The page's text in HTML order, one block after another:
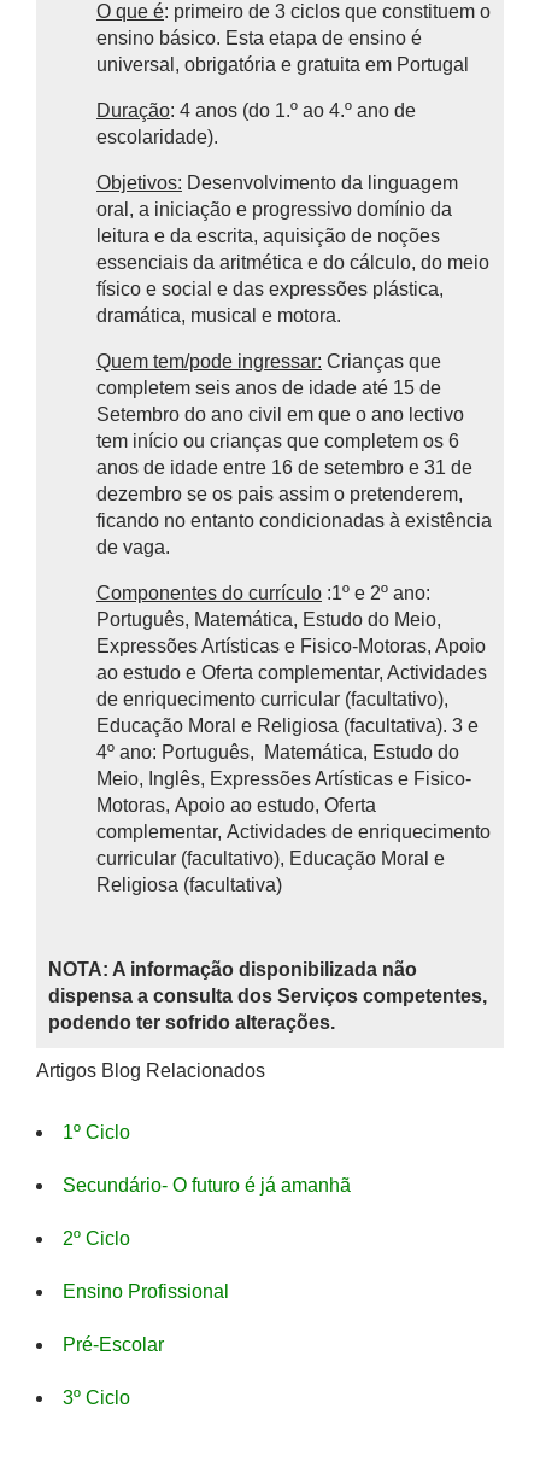
O que é: primeiro de 3 ciclos que constituem o
ensino básico. Esta etapa de ensino é
universal, obrigatória e gratuita em Portugal
Duração: 4 anos (do 1.º ao 4.º ano de
escolaridade).
Objetivos: Desenvolvimento da linguagem
oral, a iniciação e progressivo domínio da
leitura e da escrita, aquisição de noções
essenciais da aritmética e do cálculo, do meio
físico e social e das expressões plástica,
dramática, musical e motora.
Quem tem/pode ingressar: Crianças que
completem seis anos de idade até 15 de
Setembro do ano civil em que o ano lectivo
tem início ou crianças que completem os 6
anos de idade entre 16 de setembro e 31 de
dezembro se os pais assim o pretenderem,
ficando no entanto condicionadas à existência
de vaga.
Componentes do currículo :1º e 2º ano:
Português, Matemática, Estudo do Meio,
Expressões Artísticas e Fisico-Motoras, Apoio
ao estudo e Oferta complementar, Actividades
de enriquecimento curricular (facultativo),
Educação Moral e Religiosa (facultativa). 3 e
4º ano: Português, Matemática, Estudo do
Meio, Inglês, Expressões Artísticas e Fisico-
Motoras, Apoio ao estudo, Oferta
complementar, Actividades de enriquecimento
curricular (facultativo), Educação Moral e
Religiosa (facultativa)
NOTA: A informação disponibilizada não
dispensa a consulta dos Serviços competentes,
podendo ter sofrido alterações.
Artigos Blog Relacionados
1º Ciclo
Secundário- O futuro é já amanhã
2º Ciclo
Ensino Profissional
Pré-Escolar
3º Ciclo